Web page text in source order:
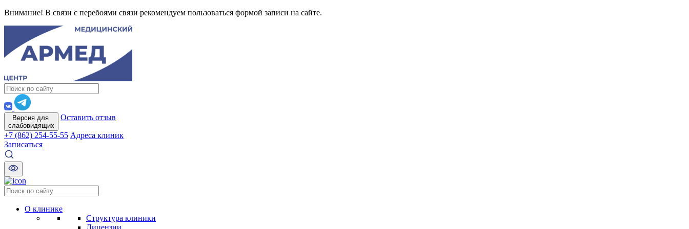
Внимание! В связи с перебоями связи рекомендуем пользоваться формой записи на сайте.
Версия для
слабовидящих
Оставить отзыв
+7 (862) 254-55-55 Адреса клиник
Записаться
О клинике
Структура клиники
Лицензии